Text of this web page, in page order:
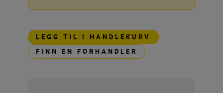
LEGG TIL I HANDLEKURV
FINN EN FORHANDLER